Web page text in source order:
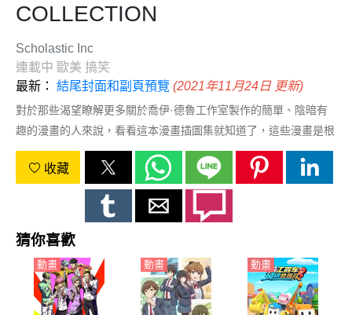
COLLECTION
Scholastic Inc
連載中 歐美 搞笑
最新： 結尾封面和副頁預覽 (2021年11月24日 更新)
對於那些渴望瞭解更多關於喬伊·德魯工作室製作的簡單、陰暗有
趣的漫畫的人來說，看看這本漫畫插圖集就知道了，這些漫畫是根
據本迪、鮑里斯·沃爾夫、愛麗絲·安吉爾和他們所有的朋友們的事
蹟製作的！這套復古漫畫改編集將喬伊·德魯工作室製作的衆多卡
通特寫中的精華展現在生活中。所有年齡段的歌迷都不想錯過這部
從未出版過的連環戲，它讓世界充滿活力！
收藏
猜你喜歡
動畫 動畫 動畫